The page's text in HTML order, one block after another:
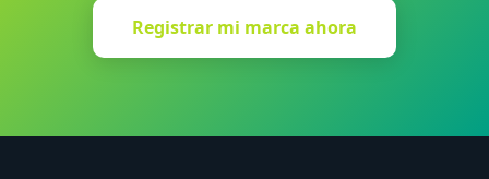
Registrar mi marca ahora